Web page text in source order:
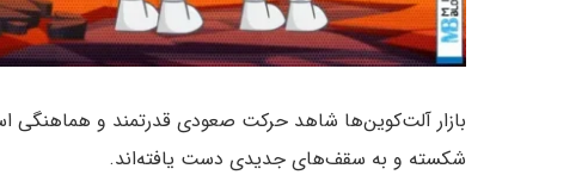
بازار آلت‌کوین‌ها شاهد حرکت صعودی قدرتمند و هماهنگی
شکسته و به سقف‌های جدیدی دست یافته‌اند.